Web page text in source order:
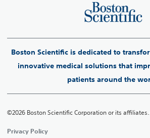
Boston Scientific is dedicated to
innovative medical solutions that
patients around the
©2026 Boston Scientific Corporation or its
Privacy Policy